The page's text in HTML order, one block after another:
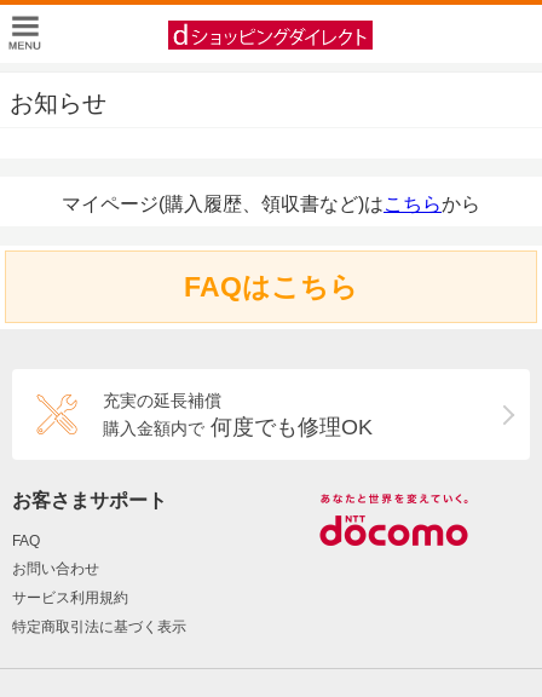
お知らせ
マイページ(購入履歴、領収書など)はこちらから
FAQはこちら
充実の延長補償
購入金額内で 何度でも修理OK
お客さまサポート
FAQ
お問い合わせ
サービス利用規約
特定商取引法に基づく表示